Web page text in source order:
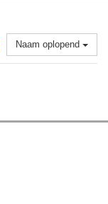
Naam oplopend